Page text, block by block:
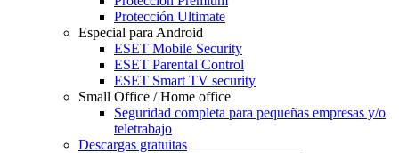
Protección Ultimate
Especial para Android
ESET Mobile Security
ESET Parental Control
ESET Smart TV security
Small Office / Home office
Seguridad completa para pequeñas empresas y/o
teletrabajo
Descargas gratuitas